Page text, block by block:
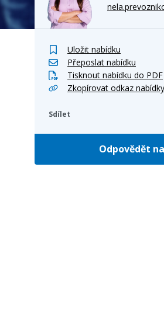
Uložit nabídku
Přeposlat nabídku
Tisknout nabídku do PDF
Zkopírovat odkaz nabídky
Sdílet
Odpovědět